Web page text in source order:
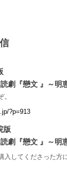
劇『戀文 』～明
?p=913
版
劇『戀文 』～明
入してくださった方